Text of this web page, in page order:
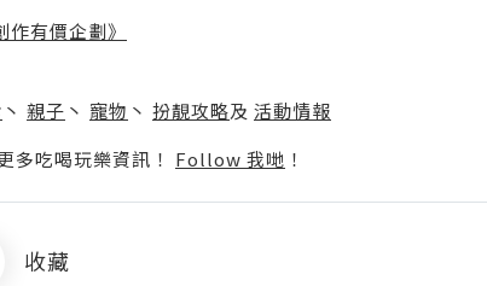
有價企劃》
丶 親子 丶 寵物 丶 扮靚攻略及 活動情報
吃喝玩樂資訊！ Follow 我哋 ！
收藏